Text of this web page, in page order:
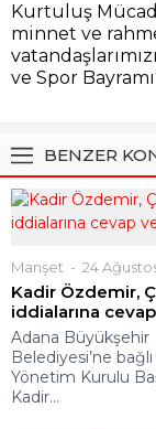
Kurtuluş
minnet ve
ve Spor
BENZER
Manşet 24 Ağustos
Kadir Özdemir,
iddialarına
Adana Büyükşehir
Belediyesi’ne bağlı
Yönetim Kurulu
Kadir...